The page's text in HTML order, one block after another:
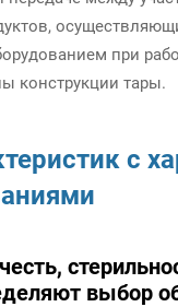
при
конструкции тары.
с
выбор